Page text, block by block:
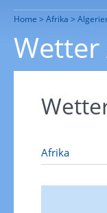
Home Afrika
Wetter